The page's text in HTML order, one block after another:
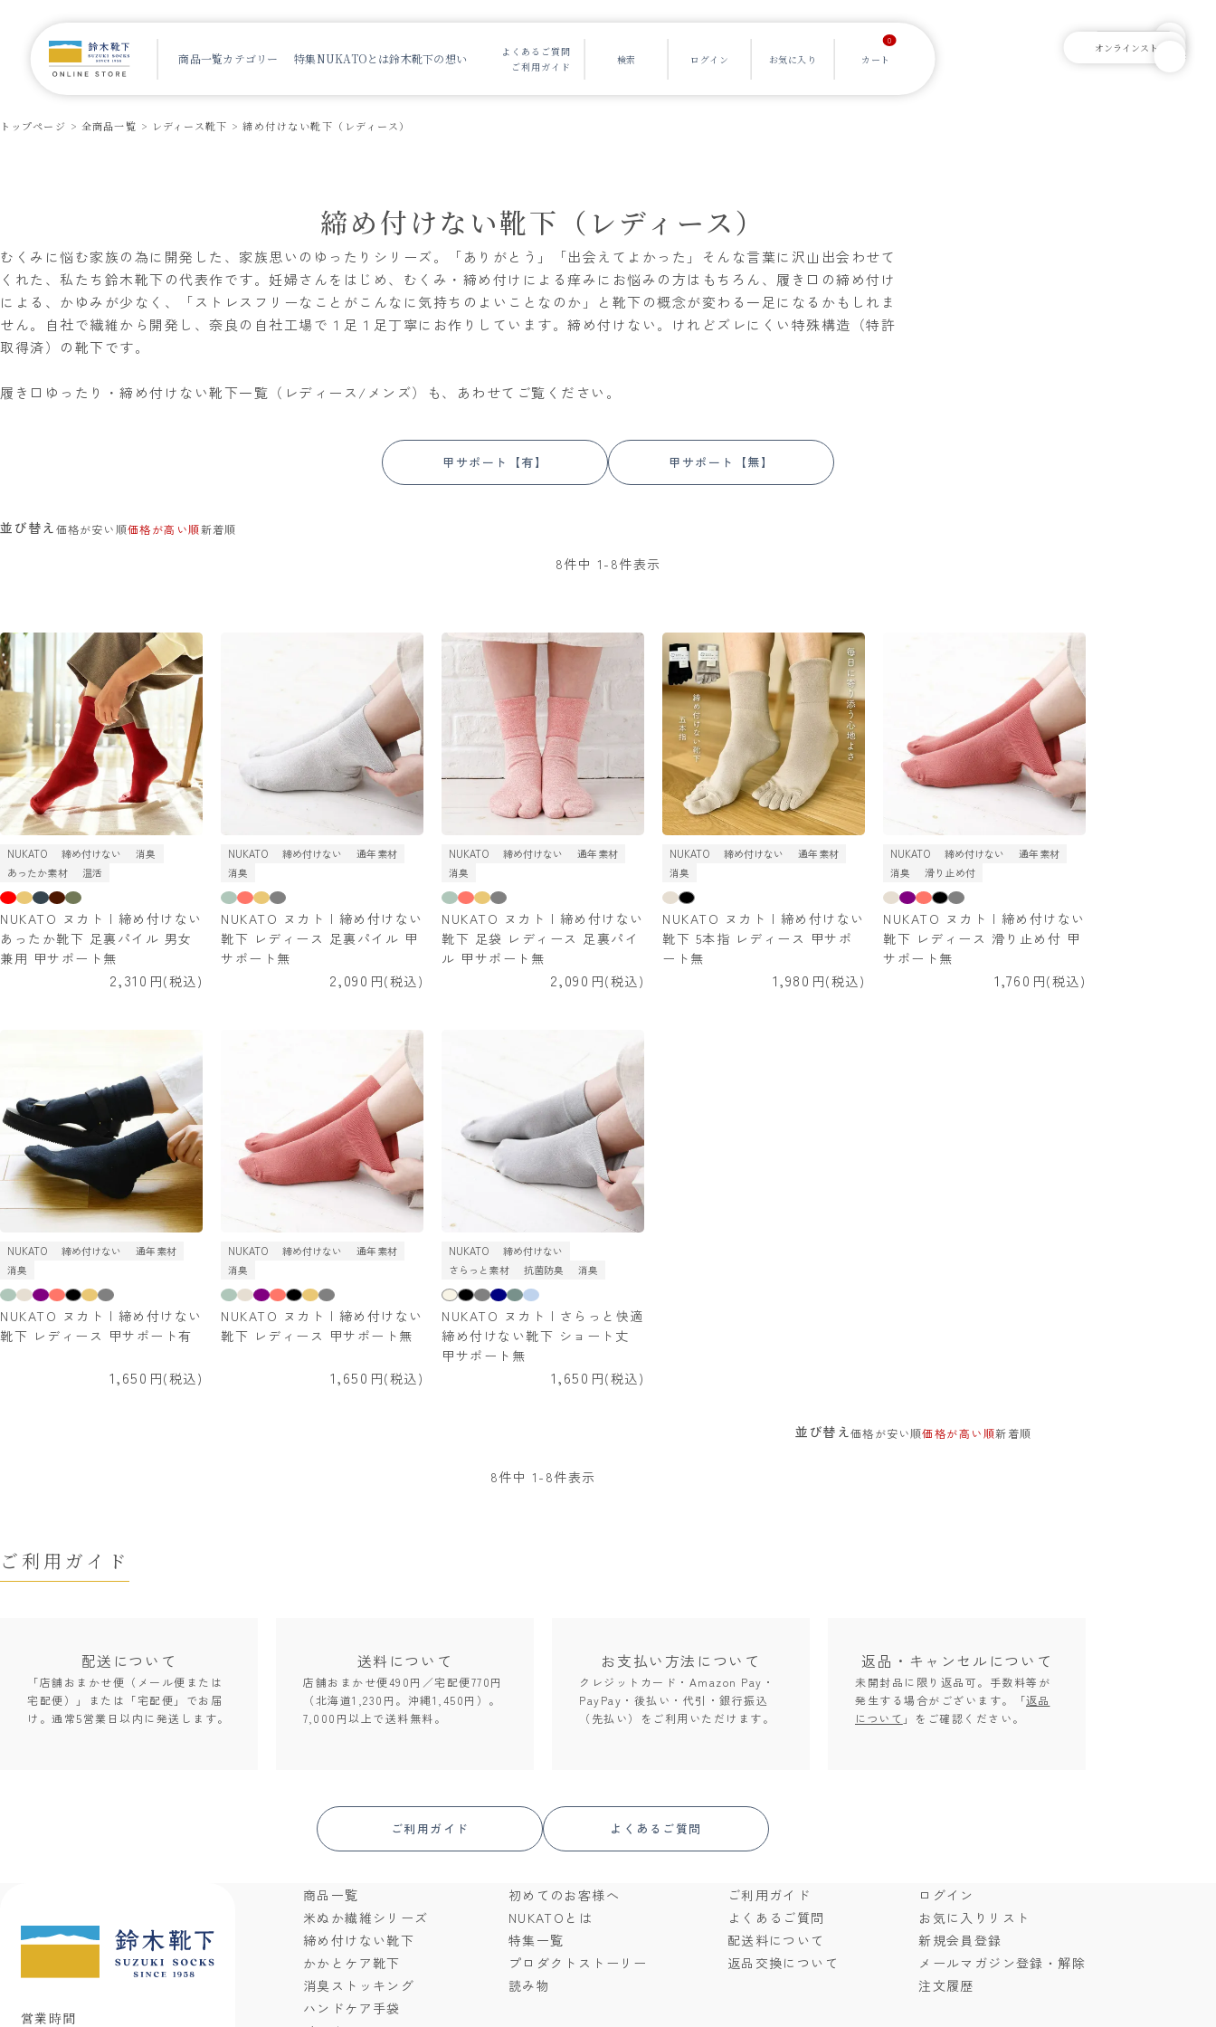
商品一覧カテゴリー 特集NUKATOとは鈴木靴下の想い
よくあるご質問
ご利用ガイド
0
トップページ 全商品一覧 レディース靴下 締め付けない靴下（レディース）
締め付けない靴下（レディース）
むくみに悩む家族の為に開発した、家族思いのゆったりシリーズ。「ありがとう」「出会えてよかった」そんな言葉に沢山出会わせて
くれた、私たち鈴木靴下の代表作です。妊婦さんをはじめ、むくみ・締め付けによる痒みにお悩みの方はもちろん、履き口の締め付け
による、かゆみが少なく、「ストレスフリーなことがこんなに気持ちのよいことなのか」と靴下の概念が変わる一足になるかもしれま
せん。自社で繊維から開発し、奈良の自社工場で１足１足丁寧にお作りしています。締め付けない。けれどズレにくい特殊構造（特許
取得済）の靴下です。
履き口ゆったり・締め付けない靴下一覧（レディース/メンズ） も、あわせてご覧ください。
甲サポート【有】 甲サポート【無】
並び替え価格が安い順価格が高い順新着順
8件中 1 - 8件表示
NUKATO 締め付けない
消臭
あったか素材
温活
NUKATO ヌカト | 締め付けない
あったか靴下 足裏パイル 男女
兼用 甲サポート無
2,310 税込
NUKATO 締め付けない
通年素材
消臭
NUKATO ヌカト | 締め付けない
靴下 レディース 足裏パイル 甲
サポート無
2,090 税込
NUKATO 締め付けない
通年素材
消臭
NUKATO ヌカト | 締め付けない
靴下 足袋 レディース 足裏パイ
ル 甲サポート無
2,090 税込
NUKATO 締め付けない
通年素材
消臭
NUKATO ヌカト | 締め付けない
靴下 5本指 レディース 甲サポ
ート無
1,980 税込
NUKATO 締め付けない
通年素材
消臭
滑り止め付
NUKATO ヌカト | 締め付けない
靴下 レディース 滑り止め付 甲
サポート無
1,760 税込
NUKATO 締め付けない
通年素材
消臭
NUKATO ヌカト | 締め付けない
靴下 レディース 甲サポート有
1,650 税込
NUKATO 締め付けない
通年素材
消臭
NUKATO ヌカト | 締め付けない
靴下 レディース 甲サポート無
1,650 税込
NUKATO
締め付けない
さらっと素材
抗菌防臭 消臭
NUKATO ヌカト | さらっと快適
締め付けない靴下 ショート丈
甲サポート無
1,650 税込
並び替え価格が安い順価格が高い順新着順
8件中 1 - 8件表示
ご利用ガイド
配送について
「店舗おまかせ便（メール便または
宅配便）」または「宅配便」でお届
け。通常5営業日以内に発送します。
送料について
店舗おまかせ便490円／宅配便770円
（北海道1,230円。沖縄1,450円）。
7,000円以上で送料無料。
お支払い方法 について
クレジットカード・Amazon Pay・
PayPay・後払い・代引・銀行振込
（先払い）をご利用いただけます。
返品・キャンセル について
未開封品に限り返品可。手数料等が
発生する場合がございます。「返品
について 」をご確認ください。
ご利用ガイド よくあるご質問
営業時間
商品一覧
米ぬか繊維シリーズ
締め付けない靴下
かかとケア靴下
消臭ストッキング
ハンドケア手袋
初めてのお客様へ
NUKATOとは
特集一覧
プロダクトストーリー
読み物
ご利用ガイド
よくあるご質問
配送料について
返品交換について
ログイン
お気に入りリスト
新規会員登録
メールマガジン登録・解除
注文履歴